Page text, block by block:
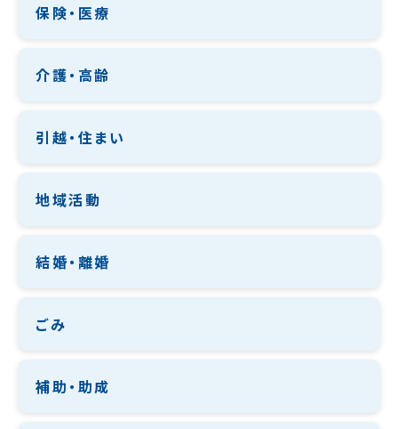
保険・医療
介護・高齢
引越・住まい
地域活動
結婚・離婚
ごみ
補助・助成